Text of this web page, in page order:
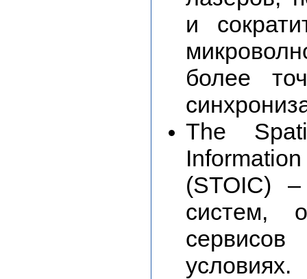
и
более
The
(STOIC) –
систем,
условиях.